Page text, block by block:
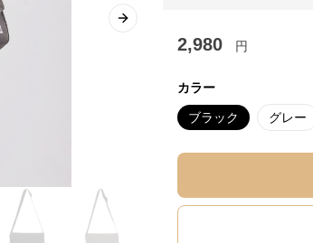
Next slide
2,980 円
カラー
ブラック グレー